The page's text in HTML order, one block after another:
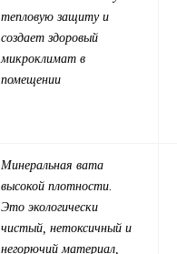
тепловую защиту и
создает здоровый
микроклимат в
помещении
Минеральная вата
высокой плотности.
Это экологически
чистый, нетоксичный и
негорючий материал,